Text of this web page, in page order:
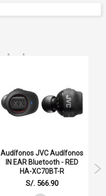
Audífonos JVC Audífonos
IN EAR Bluetooth - RED
HA-XC70BT-R
S/. 566.90